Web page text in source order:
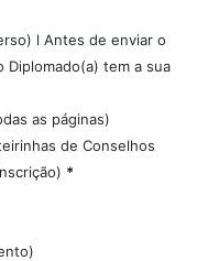
l Antes de enviar o
tem a sua
as páginas)
de Conselhos
*